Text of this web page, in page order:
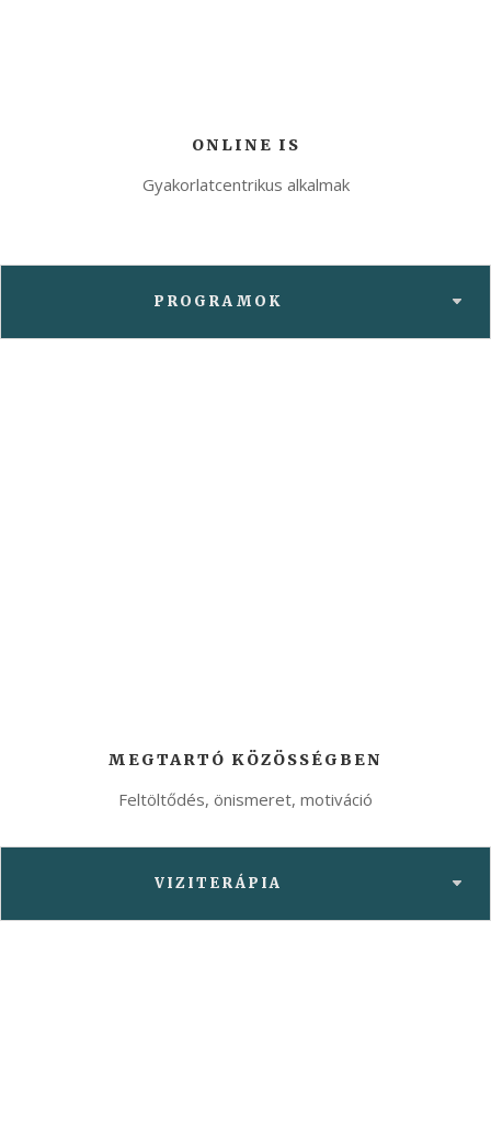
ONLINE IS
Gyakorlatcentrikus alkalmak
PROGRAMOK
MEGTARTÓ KÖZÖSSÉGBEN
Feltöltődés, önismeret, motiváció
VIZITERÁPIA